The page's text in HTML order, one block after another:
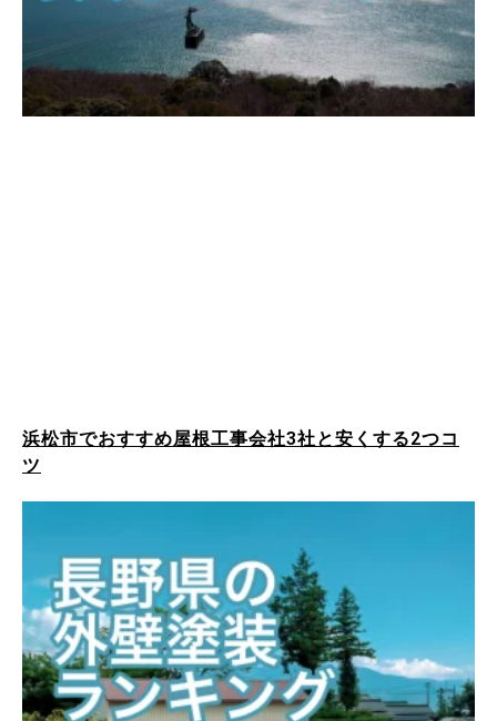
浜松市でおすすめ屋根工事会社3社と安くする2つコ
ツ